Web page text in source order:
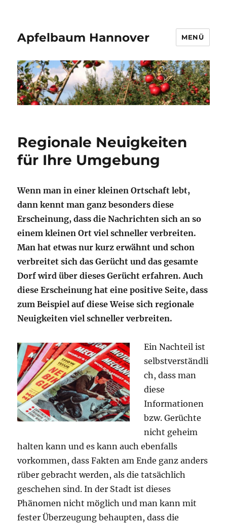
Apfelbaum Hannover MENÜ
Regionale Neuigkeiten
für Ihre Umgebung
Wenn man in einer kleinen Ortschaft lebt,
dann kennt man ganz besonders diese
Erscheinung, dass die Nachrichten sich an so
einem kleinen Ort viel schneller verbreiten.
Man hat etwas nur kurz erwähnt und schon
verbreitet sich das Gerücht und das gesamte
Dorf wird über dieses Gerücht erfahren. Auch
diese Erscheinung hat eine positive Seite, dass
zum Beispiel auf diese Weise sich regionale
Neuigkeiten viel schneller verbreiten.
Ein Nachteil ist
selbstverständli
ch, dass man
diese
Informationen
bzw. Gerüchte
nicht geheim
halten kann und es kann auch ebenfalls
vorkommen, dass Fakten am Ende ganz anders
rüber gebracht werden, als die tatsächlich
geschehen sind. In der Stadt ist dieses
Phänomen nicht möglich und man kann mit
fester Überzeugung behaupten, dass die